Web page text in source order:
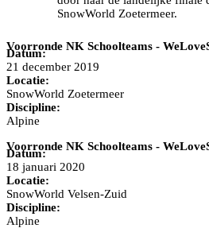
SnowWorld Zoetermeer.
Voorronde NK Schoolteams -
Datum:
21 december 2019
Locatie:
SnowWorld Zoetermeer
Discipline:
Alpine
Voorronde NK Schoolteams -
Datum:
18 januari 2020
Locatie:
SnowWorld Velsen-Zuid
Discipline:
Alpine